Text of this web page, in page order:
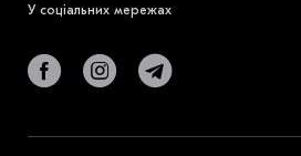
У соціальних мережах